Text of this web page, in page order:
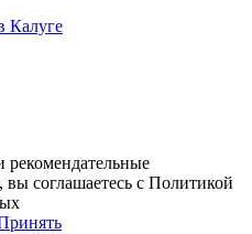
Калуге
вы соглашаетесь с Политикой